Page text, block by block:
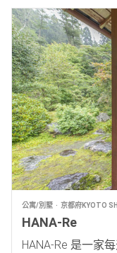
公寓/別墅 京都府KYOTO
HANA-Re
HANA-Re 是一家